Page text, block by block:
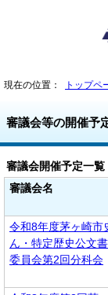
現在の位置： トップペ
審議会等の開催予
審議会開催予定一覧
審議会名
令和8年度茅ヶ崎市
ん・特定歴史公文
委員会第2回分科会